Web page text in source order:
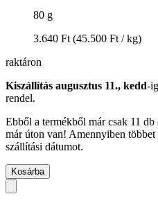
80 g
3.640 Ft (45.500 Ft / kg)
raktáron
Kiszállítás augusztus 11., kedd-
rendel.
Ebből a termékből már csak 11
már úton van! Amennyiben többet
szállítási dátumot.
Kosárba